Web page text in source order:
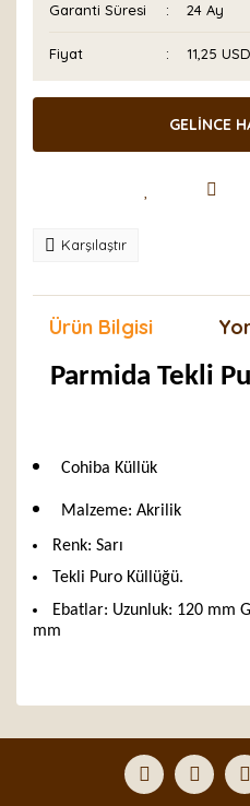
Garanti Süresi 24 Ay
Fiyat 11,25
GELİNCE
Karşılaştır
Ürün Bilgisi
Parmida Tekli
Cohiba Küllük
Malzeme: Akrilik
Renk: Sarı
Tekli Puro Küllüğü.
Ebatlar: Uzunluk: 120 mm
mm
formunu kullanarak
Görüş ve önerileriniz için